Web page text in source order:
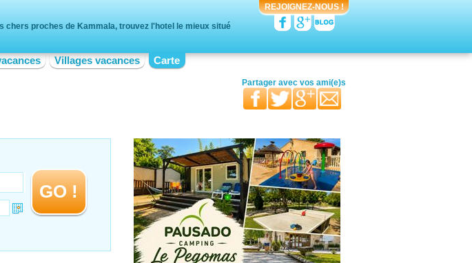
chers proches de Kammala, trouvez l'hotel le mieux situé
REJOIGNEZ-NOUS !
Villages vacances Carte
Partager avec
vos ami(e)s
votre famille
GO !